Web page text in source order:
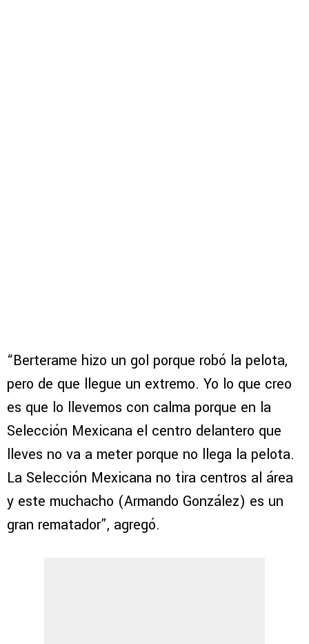
“Berterame hizo un gol porque robó la pelota,
pero de que llegue un extremo. Yo lo que creo
es que lo llevemos con calma porque en la
Selección Mexicana el centro delantero que
lleves no va a meter porque no llega la pelota.
La Selección Mexicana no tira centros al área
y este muchacho (Armando González) es un
gran rematador”, agregó.